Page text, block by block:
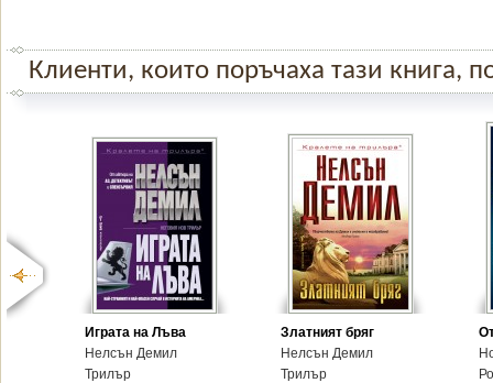
Клиенти, които поръчаха тази книга,
Играта на Лъва
Нелсън Демил
Трилър
Златният бряг
Нелсън Демил
Трилър